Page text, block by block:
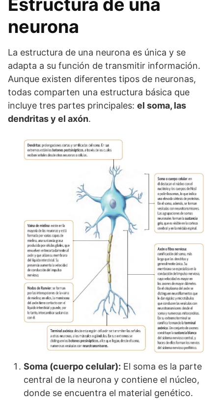
neurona
La estructura de una neurona es única y se
adapta a su función de transmitir información.
Aunque existen diferentes tipos de neuronas,
todas comparten una estructura básica que
incluye tres partes principales: el soma, las
dendritas y el axón.
Soma (cuerpo celular): El soma es la parte
central de la neurona y contiene el núcleo,
donde se encuentra el material genético.